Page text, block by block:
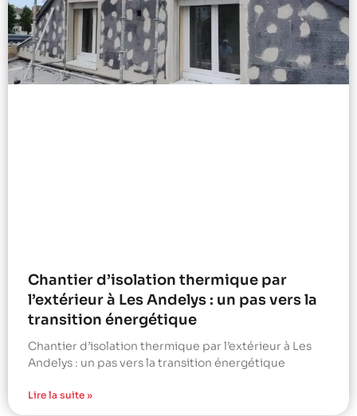
Chantier d’isolation thermique par
l’extérieur à Les Andelys : un pas vers la
transition énergétique
Chantier d’isolation thermique par l’extérieur à Les
Andelys : un pas vers la transition énergétique
Lire la suite »